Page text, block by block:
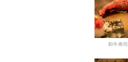
和牛寿司